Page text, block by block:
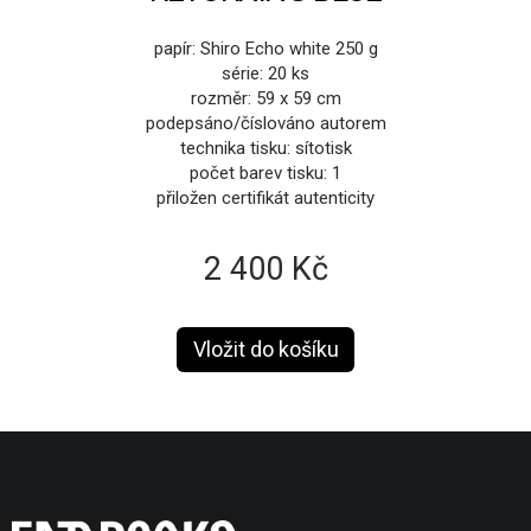
papír: Shiro Echo white 250 g
série: 20 ks
rozměr: 59 x 59 cm
podepsáno/číslováno autorem
technika tisku: sítotisk
počet barev tisku: 1
přiložen certifikát autenticity
2 400 Kč